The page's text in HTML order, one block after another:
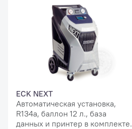
ECK NEXT
Автоматическая установка,
R134a, баллон 12 л., база
данных и принтер в комплекте.